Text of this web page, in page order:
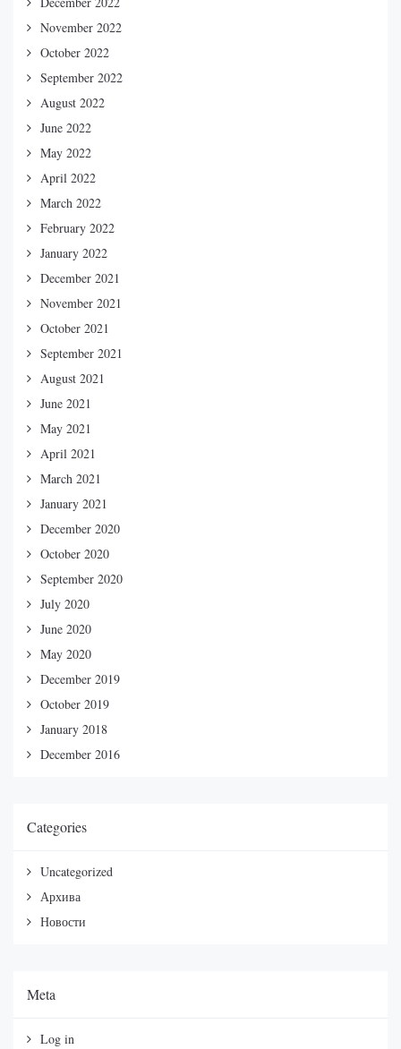
November 2022
October 2022
September 2022
August 2022
June 2022
May 2022
April 2022
March 2022
February 2022
January 2022
December 2021
November 2021
October 2021
September 2021
August 2021
June 2021
May 2021
April 2021
March 2021
January 2021
December 2020
October 2020
September 2020
July 2020
June 2020
May 2020
December 2019
October 2019
January 2018
December 2016
Categories
Uncategorized
Архива
Новости
Meta
Log in